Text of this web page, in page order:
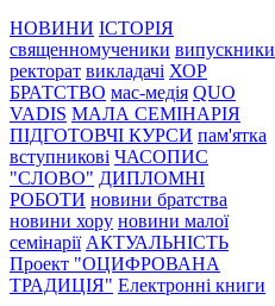
НОВИНИ ІСТОРІЯ
священномученики випускники
ректорат викладачі ХОР
БРАТСТВО мас-медія QUO
VADIS МАЛА СЕМІНАРІЯ
ПІДГОТОВЧІ КУРСИ пам'ятка
вступникові ЧАСОПИС
"СЛОВО" ДИПЛОМНІ
РОБОТИ новини братства
новини хору новини малої
семінарії АКТУАЛЬНІСТЬ
Проект "ОЦИФРОВАНА
ТРАДИЦІЯ" Електронні книги